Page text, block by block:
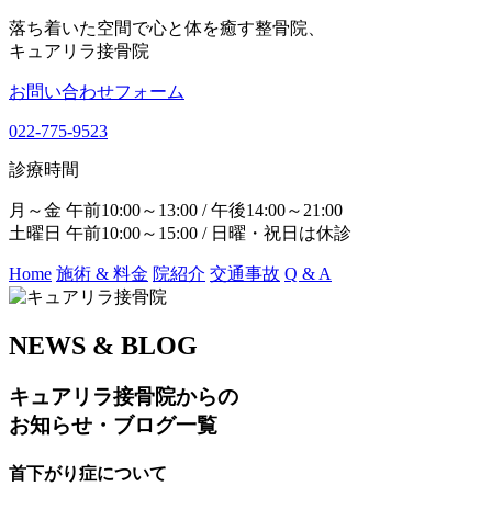
落ち着いた空間で心と体を癒す整骨院、
キュアリラ接骨院
お問い合わせフォーム
022-775-9523
診療時間
月～金 午前10:00～13:00 / 午後14:00～21:00
土曜日 午前10:00～15:00 / 日曜・祝日は休診
Home 施術 & 料金 院紹介 交通事故 Q & A
NEWS & BLOG
キュアリラ接骨院からの
お知らせ・ブログ一覧
首下がり症について